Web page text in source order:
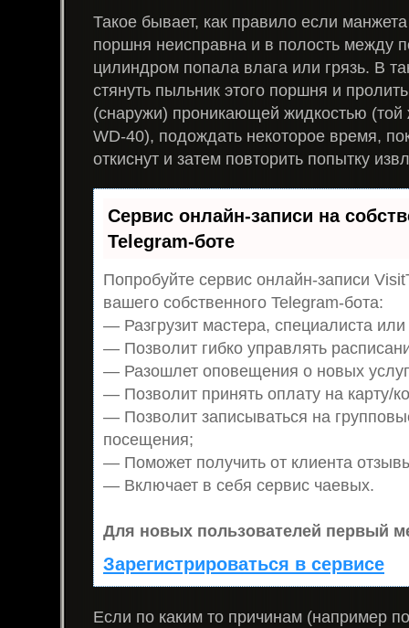
Такое бывает, как правило если
поршня неисправна и в полость между
цилиндром попала влага или грязь. В
стянуть пыльник этого поршня и
(снаружи) проникающей жидкостью (той
WD-40), подождать некоторое время,
откиснут и затем повторить попытку
Сервис онлайн-записи на
Telegram-боте
Попробуйте сервис онлайн-записи
вашего собственного Telegram-бота:
— Разгрузит мастера, специалиста
— Позволит гибко управлять
— Разошлет оповещения о новых
— Позволит принять оплату на карту/
— Позволит записываться на
посещения;
— Поможет получить от клиента
— Включает в себя сервис чаевых.
Для новых пользователей первый
Зарегистрироваться в сервисе
Если по каким то причинам (например